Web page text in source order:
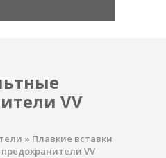
VV
» Плавкие вставки
VV